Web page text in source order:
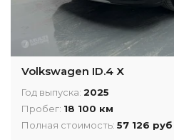
Volkswagen ID.4 X
Год выпуска: 2025
Пробег: 18 100 км
Полная стоимость: 57 126 руб